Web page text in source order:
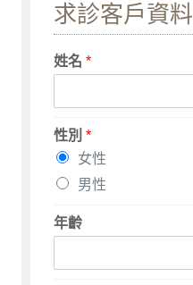
求診客戶資料
姓名*
性別*
女性
男性
年齡